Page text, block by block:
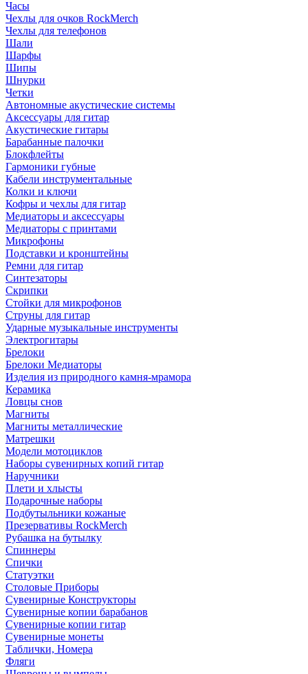
Часы
Чехлы для очков RockMerch
Чехлы для телефонов
Шали
Шарфы
Шипы
Шнурки
Четки
Автономные акустические системы
Аксессуары для гитар
Акустические гитары
Барабанные палочки
Блокфлейты
Гармоники губные
Кабели инструментальные
Колки и ключи
Кофры и чехлы для гитар
Медиаторы и аксессуары
Медиаторы с принтами
Микрофоны
Подставки и кронштейны
Ремни для гитар
Синтезаторы
Скрипки
Стойки для микрофонов
Струны для гитар
Ударные музыкальные инструменты
Электрогитары
Брелоки
Брелоки Медиаторы
Изделия из природного камня-мрамора
Керамика
Ловцы снов
Магниты
Магниты металлические
Матрешки
Модели мотоциклов
Наборы сувенирных копий гитар
Наручники
Плети и хлысты
Подарочные наборы
Подбутыльники кожаные
Презервативы RockMerch
Рубашка на бутылку
Спиннеры
Спички
Статуэтки
Столовые Приборы
Сувенирные Конструкторы
Сувенирные копии барабанов
Сувенирные копии гитар
Сувенирные монеты
Таблички, Номера
Фляги